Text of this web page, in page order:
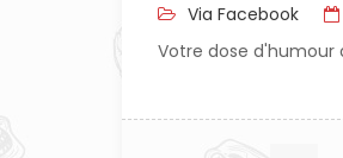
Via Facebook
Votre dose